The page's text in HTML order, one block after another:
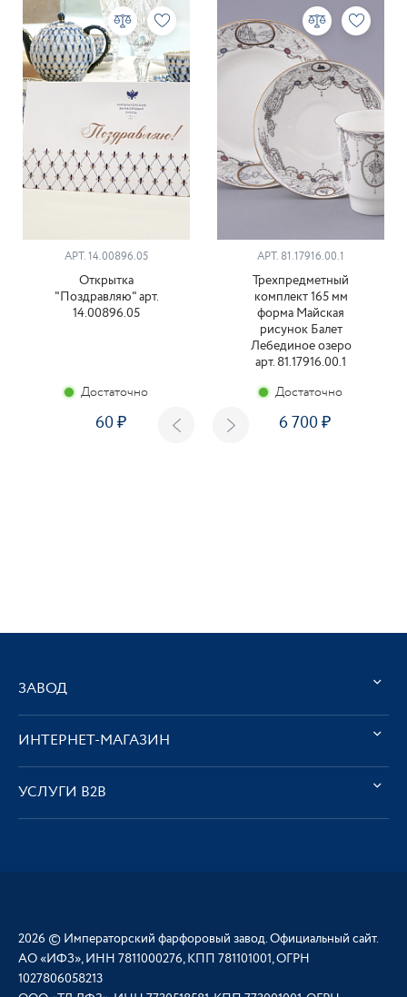
АРТ. 14.00896.05
Открытка
"Поздравляю" арт.
14.00896.05
Достаточно
60
АРТ. 81.17916.00.1
Трехпредметный
комплект 165 мм
форма Майская
рисунок Балет
Лебединое озеро
арт. 81.17916.00.1
Достаточно
6 700
ЗАВОД
ИНТЕРНЕТ-МАГАЗИН
УСЛУГИ В2В
2026 © Императорский фарфоровый завод. Официальный сайт.
АО «ИФЗ», ИНН 7811000276, КПП 781101001, ОГРН
1027806058213